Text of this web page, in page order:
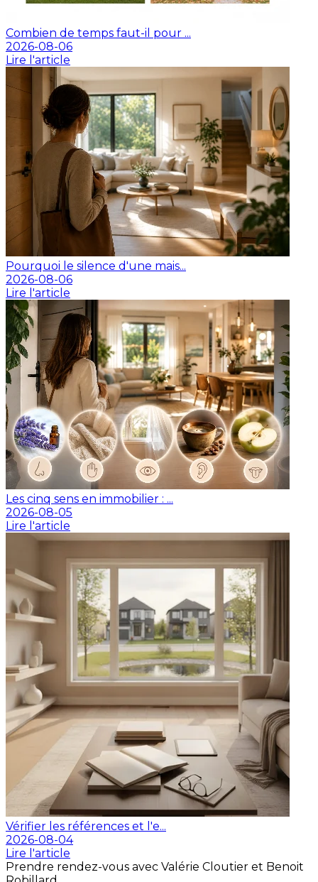
Combien de temps faut-il pour ...
2026-08-06
Lire l'article
Pourquoi le silence d'une mais...
2026-08-06
Lire l'article
Les cinq sens en immobilier : ...
2026-08-05
Lire l'article
Vérifier les références et l'e...
2026-08-04
Lire l'article
Prendre rendez-vous avec Valérie Cloutier et Benoit